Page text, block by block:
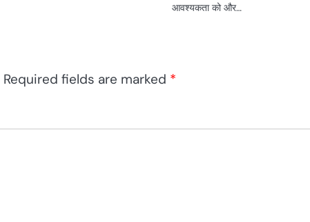
आवश्यकता को और…
Required fields are marked *